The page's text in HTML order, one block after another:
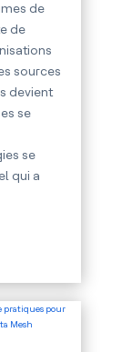
de
de
sources
devient
se
se
qui a